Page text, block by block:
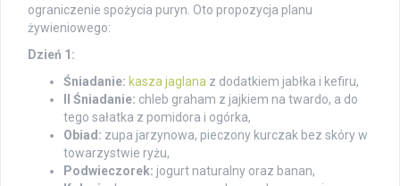
ograniczenie spożycia puryn. Oto propozycja planu
żywieniowego:
Dzień 1:
Śniadanie: kasza jaglana z dodatkiem jabłka i kefiru,
II Śniadanie: chleb graham z jajkiem na twardo, a do
tego sałatka z pomidora i ogórka,
Obiad: zupa jarzynowa, pieczony kurczak bez skóry w
towarzystwie ryżu,
Podwieczorek: jogurt naturalny oraz banan,